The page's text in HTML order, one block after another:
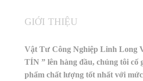
GIỚI THIỆU
Vật Tư Công Nghiệp Linh Long
TÍN ” lên hàng đầu, chúng tôi cố
phẩm chất lượng tốt nhất với